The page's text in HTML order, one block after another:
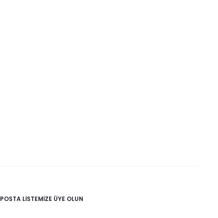
LISTEMIZE ÜYE OLUN